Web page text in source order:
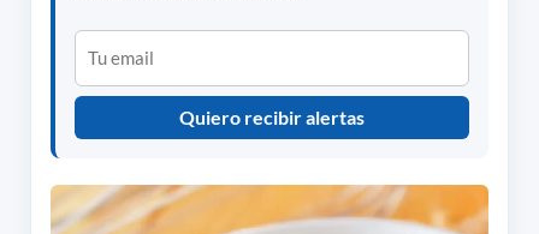
Quiero recibir alertas